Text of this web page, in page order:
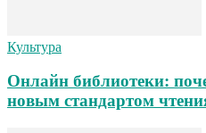
Культура
Онлайн библиотеки:
новым стандартом